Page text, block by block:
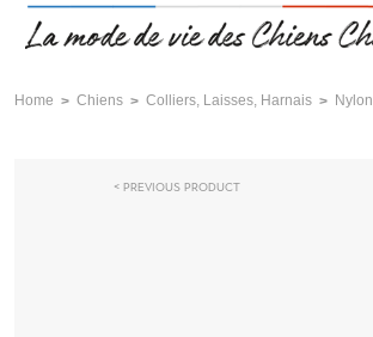
Home Chiens Colliers, Laisses, Harnais Nylon
Previous product